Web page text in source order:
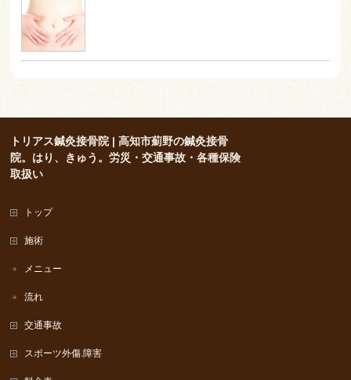
トリアス鍼灸接骨院 | 高知市薊野の鍼灸接骨
院。はり、きゅう。労災・交通事故・各種保険
取扱い
トップ
施術
メニュー
流れ
交通事故
スポーツ外傷.障害